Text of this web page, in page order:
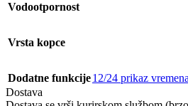
Vodootpornost
Vrsta kopce
Dodatne funkcije12/24 prikaz
Dostava